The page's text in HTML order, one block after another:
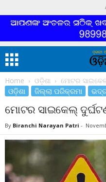
Home ଓଡ଼ିଶା ମୋଟର
ଓଡ଼ିଶା ଜିଲ୍ଲା ପରିକ୍ରମା
ମୋଟର ସାଇକେଲ୍
By Biranchi Narayan Patri -